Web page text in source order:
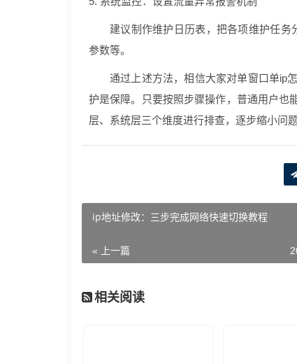
建议制作维护日历表，把各项维护任
参数等。
通过上述方法，相信大家对单窗口单ip
护是保障。只要按照步骤操作，普通用户也
层、系统层三个维度进行排查，逐步缩小问题
ip地址修改：三步完成网络快速切换教程
« 上一篇
相关阅读